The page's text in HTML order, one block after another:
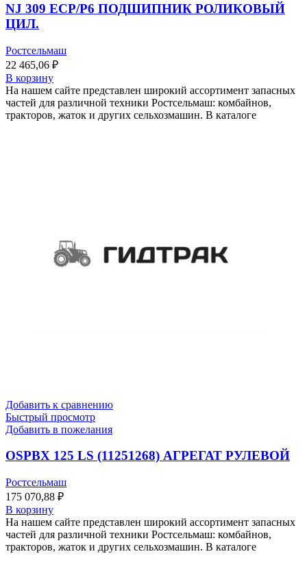
NJ 309 ECP/P6 ПОДШИПНИК РОЛИКОВЫЙ
ЦИЛ.
Ростсельмаш
22 465,06 ₽
В корзину
На нашем сайте представлен широкий ассортимент запасных
частей для различной техники Ростсельмаш: комбайнов,
тракторов, жаток и других сельхозмашин. В каталоге
Добавить к сравнению
Быстрый просмотр
Добавить в пожелания
OSPBX 125 LS (11251268) АГРЕГАТ РУЛЕВОЙ
Ростсельмаш
175 070,88 ₽
В корзину
На нашем сайте представлен широкий ассортимент запасных
частей для различной техники Ростсельмаш: комбайнов,
тракторов, жаток и других сельхозмашин. В каталоге